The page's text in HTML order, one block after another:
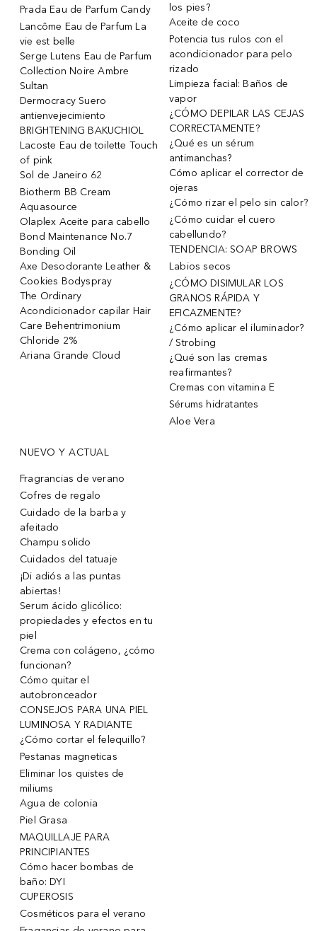
Prada Eau de Parfum Candy
Lancôme Eau de Parfum La
vie est belle
Serge Lutens Eau de Parfum
Collection Noire Ambre
Sultan
Dermocracy Suero
antienvejecimiento
BRIGHTENING BAKUCHIOL
Lacoste Eau de toilette Touch
of pink
Sol de Janeiro 62
Biotherm BB Cream
Aquasource
Olaplex Aceite para cabello
Bond Maintenance No.7
Bonding Oil
Axe Desodorante Leather &
Cookies Bodyspray
The Ordinary
Acondicionador capilar Hair
Care Behentrimonium
Chloride 2%
Ariana Grande Cloud
los pies?
Aceite de coco
Potencia tus rulos con el
acondicionador para pelo
rizado
Limpieza facial: Baños de
vapor
¿CÓMO DEPILAR LAS CEJAS
CORRECTAMENTE?
¿Qué es un sérum
antimanchas?
Cómo aplicar el corrector de
ojeras
¿Cómo rizar el pelo sin calor?
¿Cómo cuidar el cuero
cabellundo?
TENDENCIA: SOAP BROWS
Labios secos
¿CÓMO DISIMULAR LOS
GRANOS RÁPIDA Y
EFICAZMENTE?
¿Cómo aplicar el iluminador?
/ Strobing
¿Qué son las cremas
reafirmantes?
Cremas con vitamina E
Sérums hidratantes
Aloe Vera
NUEVO Y ACTUAL
Fragrancias de verano
Cofres de regalo
Cuidado de la barba y
afeitado
Champu solido
Cuidados del tatuaje
¡Di adiós a las puntas
abiertas!
Serum ácido glicólico:
propiedades y efectos en tu
piel
Crema con colágeno, ¿cómo
funcionan?
Cómo quitar el
autobronceador
CONSEJOS PARA UNA PIEL
LUMINOSA Y RADIANTE
¿Cómo cortar el felequillo?
Pestanas magneticas
Eliminar los quistes de
miliums
Agua de colonia
Piel Grasa
MAQUILLAJE PARA
PRINCIPIANTES
Cómo hacer bombas de
baño: DYI
CUPEROSIS
Cosméticos para el verano